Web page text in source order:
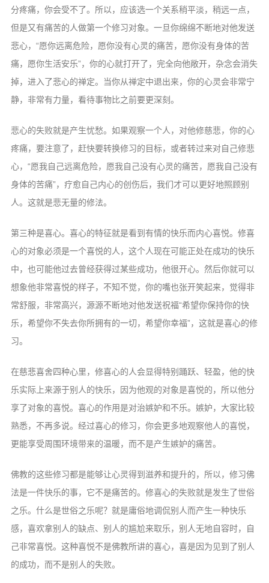
分疼痛，你会受不了。所以，应该选一个关系稍平淡，稍远一点，
但是又有痛苦的人做第一个修习对象。一旦你绵绵不断地对他发送
悲心，“愿你远离危险，愿你没有心灵的痛苦，愿你没有身体的苦
痛，愿你生活安乐”，你的心就打开了，完全向他敞开，杂念会消失
掉，进入了悲心的禅定。当你从禅定中退出来，你的心灵会非常宁
静，非常有力量，看待事物比之前要更深刻。
悲心的失败就是产生忧愁。如果观察一个人，对他修慈悲，你的心
疼痛，要注意了，赶快要转换修习的目标，或者转过来对自己修悲
心，“愿我自己远离危险，愿我自己没有心灵的痛苦，愿我自己没有
身体的苦痛”，疗愈自己内心的创伤后，我们才可以更好地照顾别
人。这就是悲无量的修法。
第三种是喜心。喜心的特征就是看到有情的快乐而内心喜悦。修喜
心的对象必须是一个喜悦的人，这个人现在可能正处在成功的快乐
中，也可能他过去曾经获得过某些成功，他很开心。然后你就可以
想象他非常喜悦的样子，不知不觉，你的嘴也张开笑起来，觉得非
常舒服，非常高兴，源源不断地对他发送祝福“希望你保持你的快
乐，希望你不失去你所拥有的一切，希望你幸福”，这就是喜心的修
习。
在慈悲喜舍四种心里，修喜心的人会显得特别踊跃、轻盈，他的快
乐实际上来源于别人的快乐，因为他观的对象是喜悦的，所以他分
享了对象的喜悦。喜心的作用是对治嫉妒和不乐。嫉妒，大家比较
熟悉，不再多说。经过喜心的修习，你会更多地观察他人的喜悦，
更能享受周围环境带来的温暖，而不是产生嫉妒的痛苦。
佛教的这些修习都是能够让心灵得到滋养和提升的，所以，修习佛
法是一件快乐的事，它不是痛苦的。修喜心的失败就是发生了世俗
之乐。什么是世俗之乐呢？就是庸俗地调侃别人而产生一种快乐
感，喜欢拿别人的缺点、别人的尴尬来取乐，别人无地自容时，自
己非常喜悦。这种喜悦不是佛教所讲的喜心，喜是因为见到了别人
的成功，而不是别人的失败。